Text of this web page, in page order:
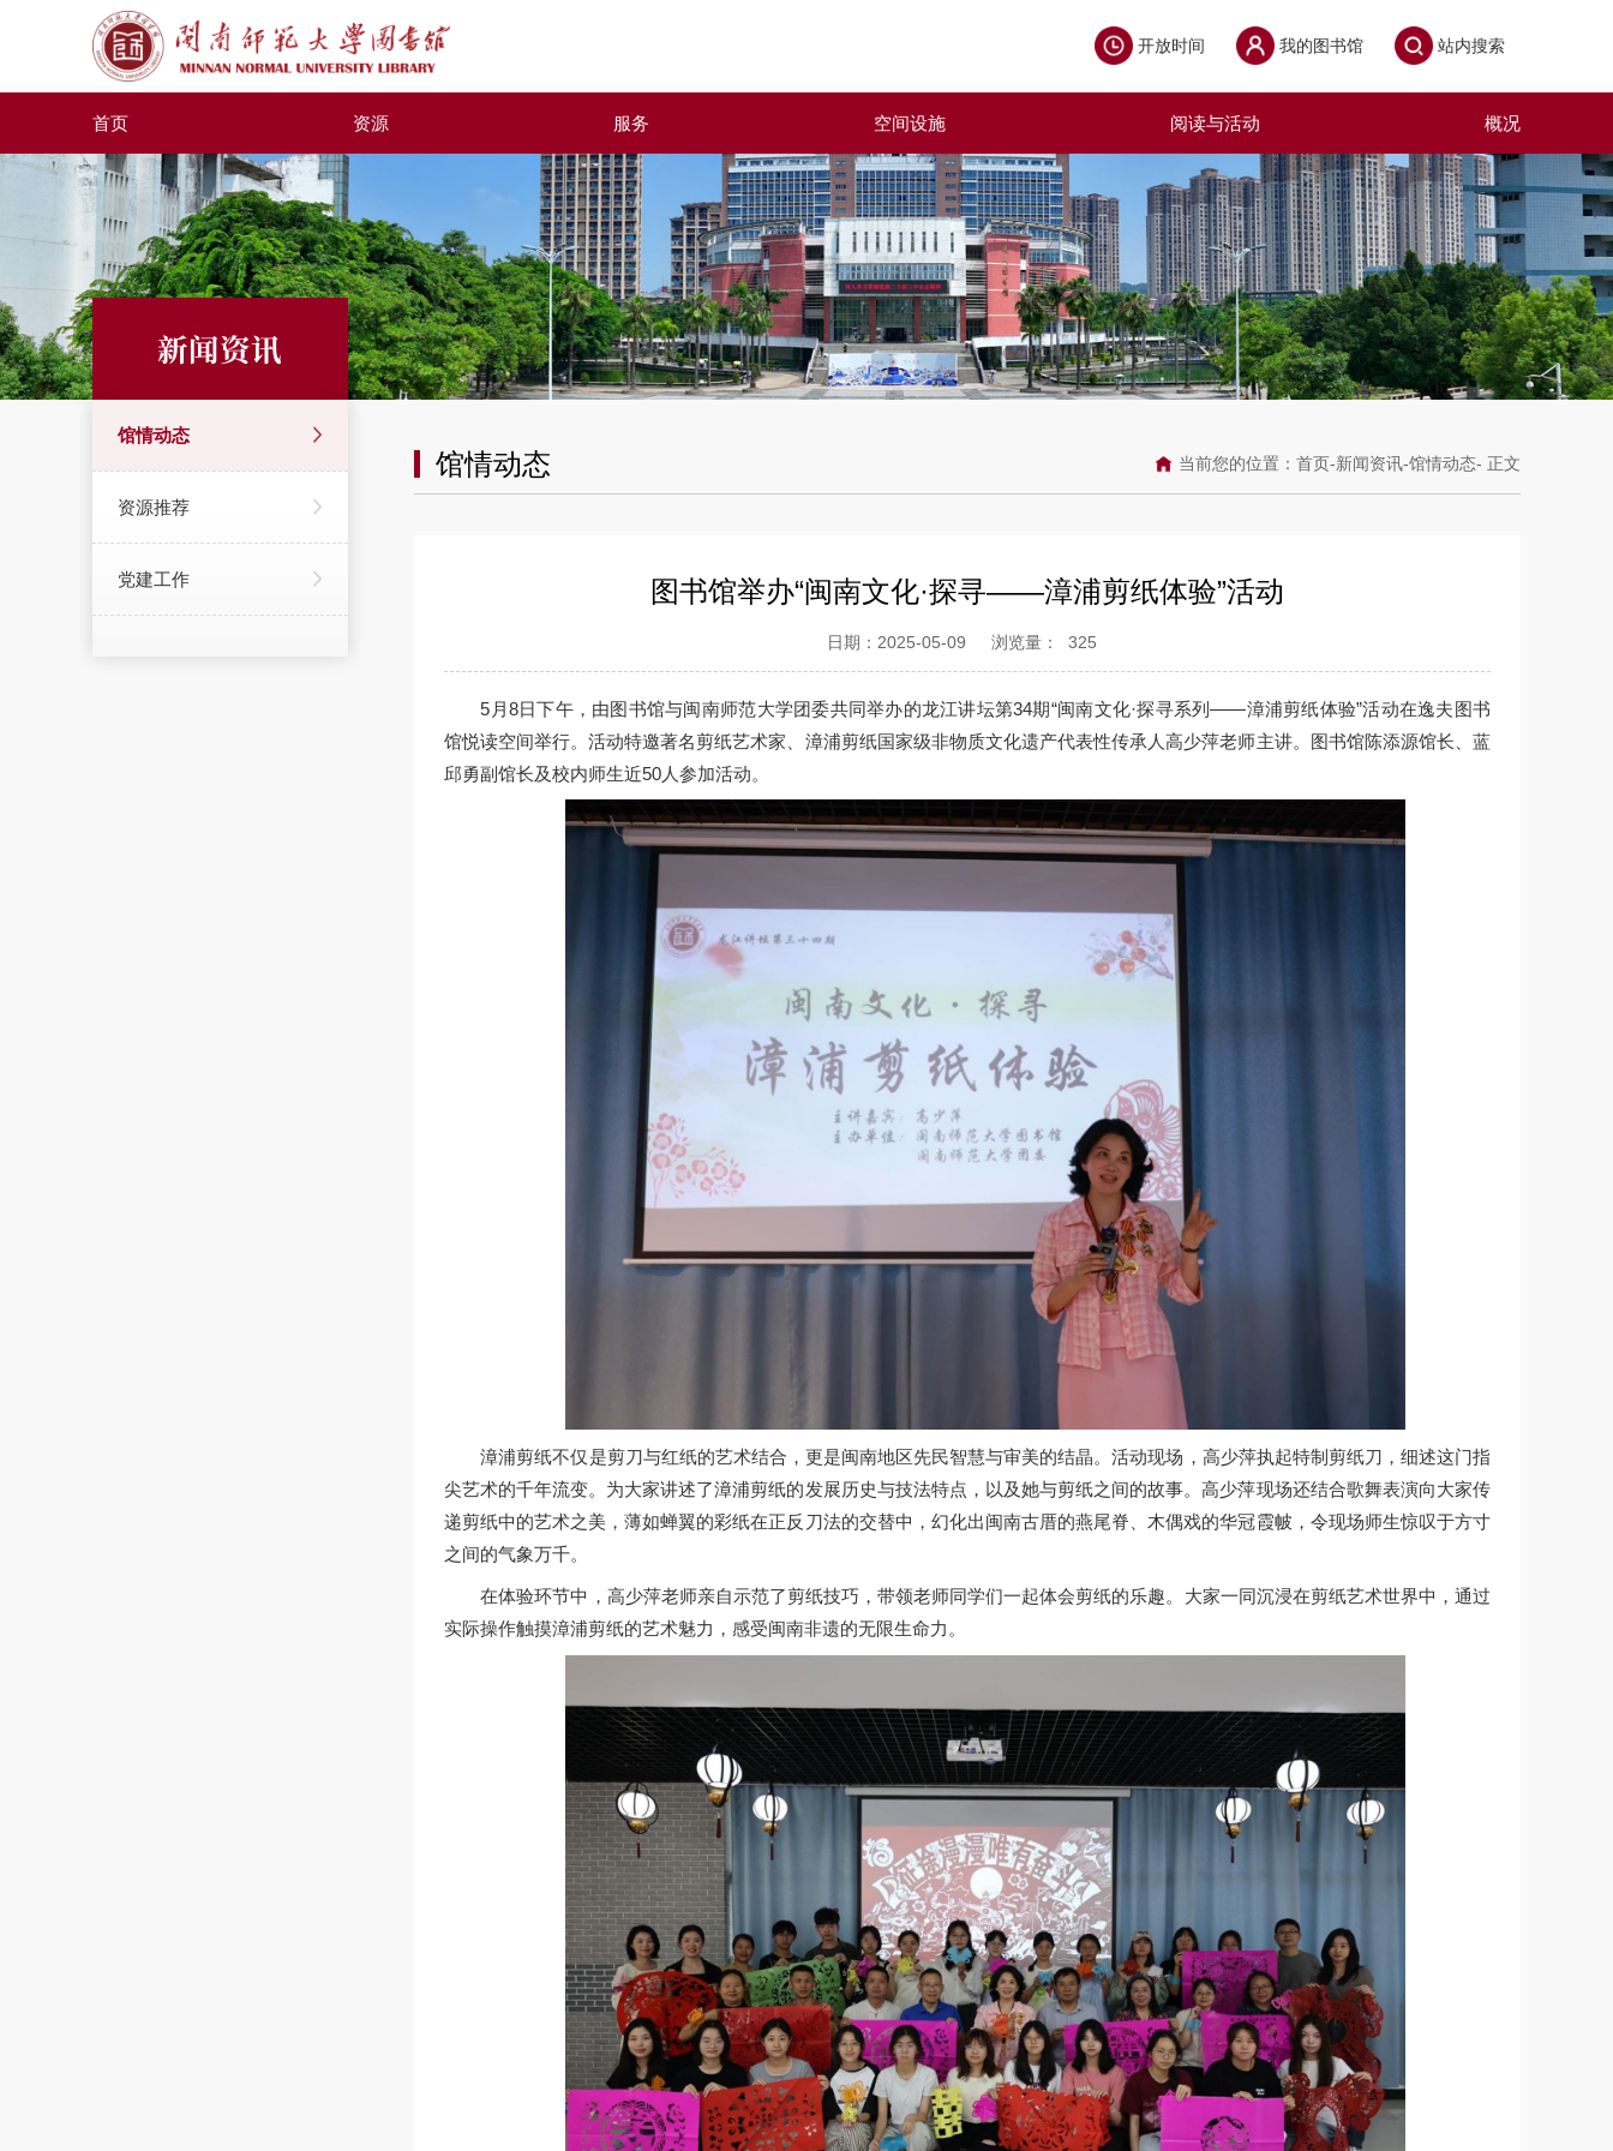
开放时间 我的图书馆 站内搜索
首页 资源 服务 空间设施 阅读与活动 概况
新闻资讯
馆情动态
资源推荐
党建工作
馆情动态 当前您的位置： 首页-新闻资讯-馆情动态- 正文
图书馆举办“闽南文化·探寻——漳浦剪纸体验”活动
日期：2025-05-09 浏览量： 325
5月8日下午，由图书馆与闽南师范大学团委共同举办的龙江讲坛第34期“闽南文化·探寻系列——漳浦剪纸体验”活动在逸夫图书
馆悦读空间举行。活动特邀著名剪纸艺术家、漳浦剪纸国家级非物质文化遗产代表性传承人高少萍老师主讲。图书馆陈添源馆长、蓝
邱勇副馆长及校内师生近50人参加活动。
漳浦剪纸不仅是剪刀与红纸的艺术结合，更是闽南地区先民智慧与审美的结晶。活动现场，高少萍执起特制剪纸刀，细述这门指
尖艺术的千年流变。为大家讲述了漳浦剪纸的发展历史与技法特点，以及她与剪纸之间的故事。高少萍现场还结合歌舞表演向大家传
递剪纸中的艺术之美，薄如蝉翼的彩纸在正反刀法的交替中，幻化出闽南古厝的燕尾脊、木偶戏的华冠霞帔，令现场师生惊叹于方寸
之间的气象万千。
在体验环节中，高少萍老师亲自示范了剪纸技巧，带领老师同学们一起体会剪纸的乐趣。大家一同沉浸在剪纸艺术世界中，通过
实际操作触摸漳浦剪纸的艺术魅力，感受闽南非遗的无限生命力。